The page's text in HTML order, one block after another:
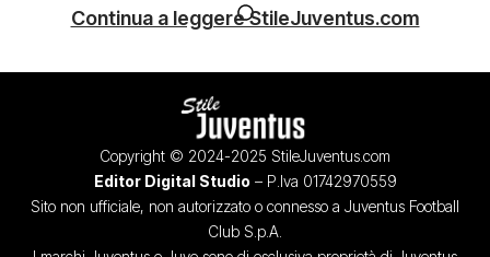
Continua a leggere StileJuventus.com
Copyright © 2024-2025 StileJuventus.com
Editor Digital Studio – P.Iva 01742970559
Sito non ufficiale, non autorizzato o connesso a Juventus Football
Club S.p.A.